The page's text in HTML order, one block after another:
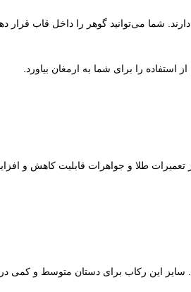
شما می‌توانید گوهر را داخل قاب قرار
را برای شما به ارمغان بیاورد.
تعمیرات طلا و جواهرات قابلیت کاهش و
خط کش اندازه گیری کنید و سپس با عدد 22 میلیمتر برای این رکاب مقایسه کنید.